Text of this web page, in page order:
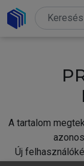
A tartalom
Új